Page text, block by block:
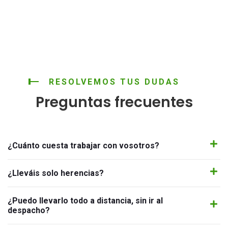
RESOLVEMOS TUS DUDAS
Preguntas frecuentes
¿Cuánto cuesta trabajar con vosotros?
¿Lleváis solo herencias?
¿Puedo llevarlo todo a distancia, sin ir al
despacho?